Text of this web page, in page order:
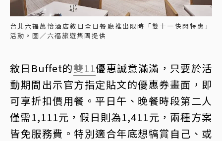
台北六福萬怡酒店敘日全日餐廳推出限時「雙十一快閃特惠」
活動。圖／六福旅遊集團提供
敘日Buffet的雙11優惠誠意滿滿，只要於活
動期間出示官方指定貼文的優惠券畫面，即
可享折扣價用餐。平日午、晚餐時段第二人
僅需1,111元，假日則為1,411元，兩種方案
皆免服務費。特別適合年底想犒賞自己、或